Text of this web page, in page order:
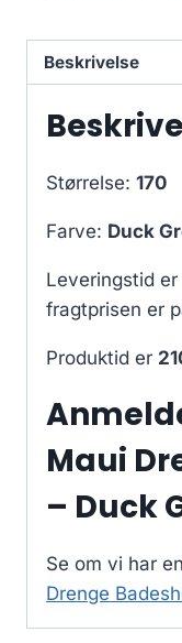
Beskrivelse
Størrelse: 170
Farve: Duck
Leveringstid
fragtprisen er
Produktid er
Maui
– Duck
Se om vi har en
Drenge